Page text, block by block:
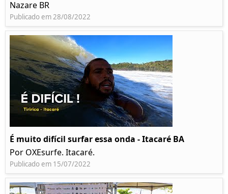
Nazare BR
Publicado em 28/08/2022
É muito difícil surfar essa onda - Itacaré BA
Por OXEsurfe. Itacaré.
Publicado em 15/07/2022